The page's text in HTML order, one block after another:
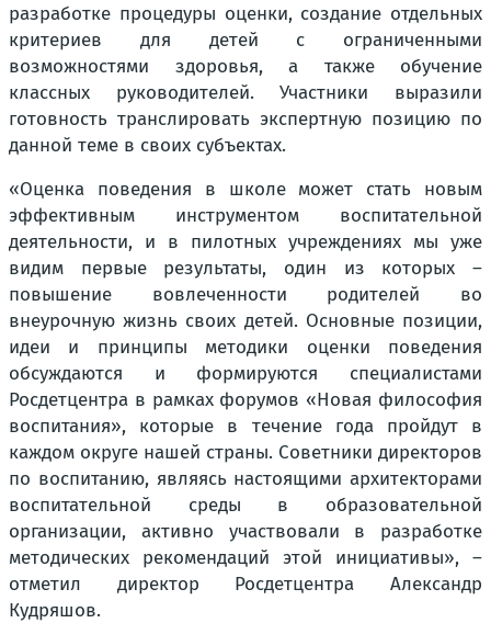
разработке процедуры оценки, создание отдельных
критериев для детей с ограниченными
возможностями здоровья, а также обучение
классных руководителей. Участники выразили
готовность транслировать экспертную позицию по
данной теме в своих субъектах.
«Оценка поведения в школе может стать новым
эффективным инструментом воспитательной
деятельности, и в пилотных учреждениях мы уже
видим первые результаты, один из которых –
повышение вовлеченности родителей во
внеурочную жизнь своих детей. Основные позиции,
идеи и принципы методики оценки поведения
обсуждаются и формируются специалистами
Росдетцентра в рамках форумов «Новая философия
воспитания», которые в течение года пройдут в
каждом округе нашей страны. Советники директоров
по воспитанию, являясь настоящими архитекторами
воспитательной среды в образовательной
организации, активно участвовали в разработке
методических рекомендаций этой инициативы», –
отметил директор Росдетцентра Александр
Кудряшов.